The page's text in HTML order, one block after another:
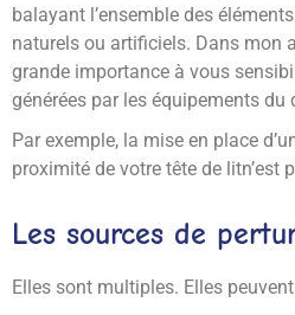
balayant l’ensemble des
naturels ou artificiels. Dans mon
grande importance à vous
générées par les équipements du
Par exemple, la mise en place
proximité de votre tête de litn’est
Les sources de
Elles sont multiples. Elles